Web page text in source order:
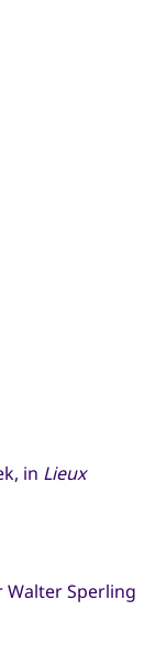
in Lieux
Sperling